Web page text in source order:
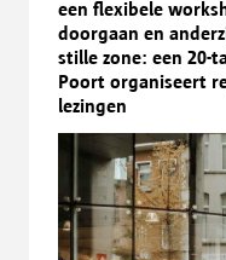
een flexibele
doorgaan en
stille zone: een 20-
Poort organiseert
lezingen